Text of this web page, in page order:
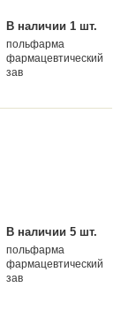
В наличии 1 шт.
польфарма
фармацевтический
зав
В наличии 5 шт.
польфарма
фармацевтический
зав